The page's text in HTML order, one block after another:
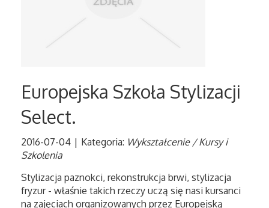
Inne Usługi
Wypoczynek
Uroda
Europejska Szkoła Stylizacji
Select.
2016-07-04 | Kategoria: Wykształcenie / Kursy i
Szkolenia
Stylizacja paznokci, rekonstrukcja brwi, stylizacja
fryzur - właśnie takich rzeczy uczą się nasi kursanci
na zajęciach organizowanych przez Europejską